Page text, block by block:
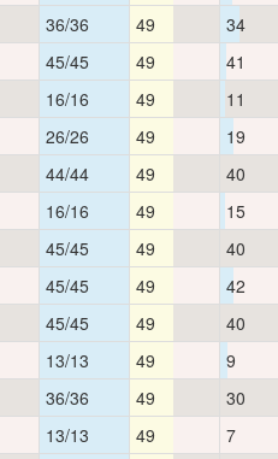
36/36 49 34
45/45 49 41
16/16 49 11
26/26 49 19
44/44 49 40
16/16 49 15
45/45 49 40
45/45 49 42
45/45 49 40
13/13 49 9
36/36 49 30
13/13 49 7